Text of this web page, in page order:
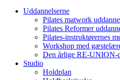
Uddannelserne
Pilates matwork
Pilates Reformer
Pilates-instruktørernes
Workshop med
Den årlige RE-UNION-
Studio
Holdplan